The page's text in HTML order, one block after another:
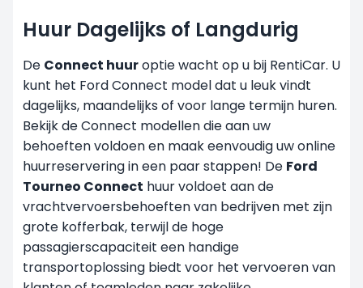
Huur Dagelijks of Langdurig
De Connect huuroptie wacht op u bij RentiCar. U
kunt het Ford Connect model dat u leuk vindt
dagelijks, maandelijks of voor lange termijn huren.
Bekijk de Connect modellen die aan uw
behoeften voldoen en maak eenvoudig uw online
huurreservering in een paar stappen! De Ford
Tourneo Connect huur voldoet aan de
vrachtvervoersbehoeften van bedrijven met zijn
grote kofferbak, terwijl de hoge
passagierscapaciteit een handige
transportoplossing biedt voor het vervoeren van